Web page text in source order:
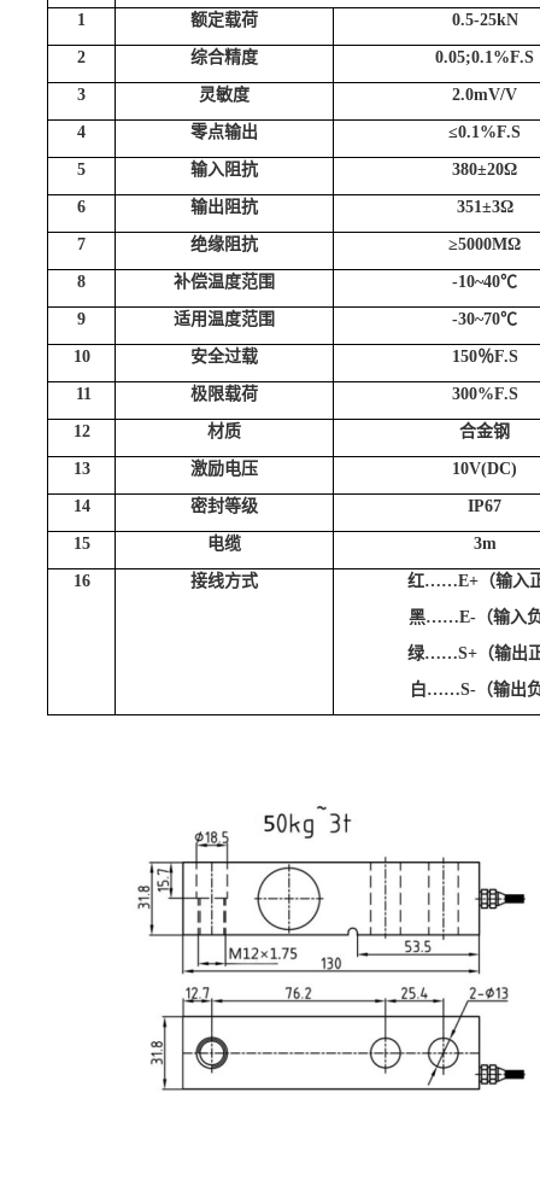
1 额定载荷 0.5-25kN
2 综合精度 0.05;0.1%F.S
3 灵敏度 2.0mV/V
4 零点输出 ≤0.1%F.S
5 输入阻抗 380±20Ω
6 输出阻抗 351±3Ω
7 绝缘阻抗 ≥5000MΩ
8 补偿温度范围 -10~40℃
9 适用温度范围 -30~70℃
10 安全过载 150％F.S
11 极限载荷 300%F.S
12 材质 合金钢
13 激励电压 10V(DC)
14 密封等级 IP67
15 电缆 3m
16 接线方式
红……E+（输入
黑……E-（输入
绿……S+（输出
白……S-（输出